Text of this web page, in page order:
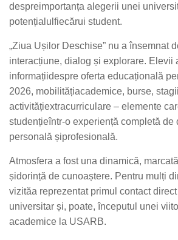
despreimportanța alegerii unei
potențialul fiecărui student.
„Ziua Ușilor Deschise” nu aînsemnat
interacțiune, dialog și explorare. Elevii
informațiidespre oferta educațională
2026, mobilitățiacademice, burse, stagii
activitățiextracurriculare – elemente
studențieîntr-o experiență completă de
personală șiprofesională.
Atmosfera a fost una dinamică, marcată
șidorință de cunoaștere. Pentru mulți
vizităa reprezentat primul contact
universitar și, poate,începutul unei
academice la USARB.